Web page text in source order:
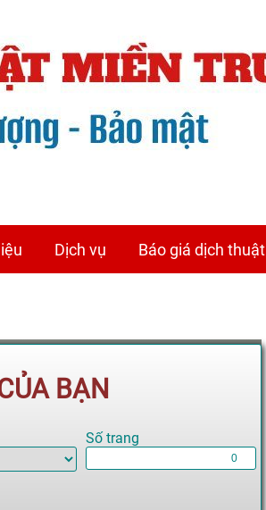
Dịch vụ Báo giá dịch thuật
BẠN
Số trang